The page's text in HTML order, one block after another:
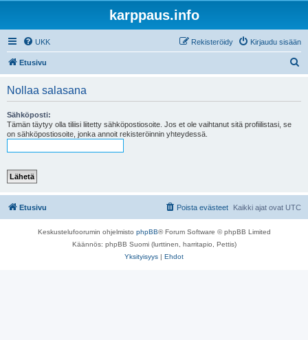
karppaus.info
UKK Kirjaudu sisään
Rekisteröidy
Etusivu
Nollaa salasana
Sähköposti:
Tämän täytyy olla tiliisi liitetty sähköpostiosoite. Jos et ole vaihtanut sitä profiilistasi, se
on sähköpostiosoite, jonka annoit rekisteröinnin yhteydessä.
Etusivu Kaikki ajat ovat UTC
Poista evästeet
Keskustelufoorumin ohjelmisto phpBB® Forum Software © phpBB Limited
Käännös: phpBB Suomi (lurttinen, harritapio, Pettis)
Yksityisyys | Ehdot